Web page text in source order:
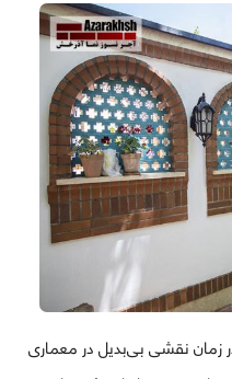
زمان نقشی بی‌بدیل در معماری